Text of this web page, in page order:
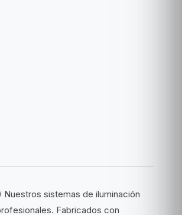
sistemas de iluminación
Fabricados con